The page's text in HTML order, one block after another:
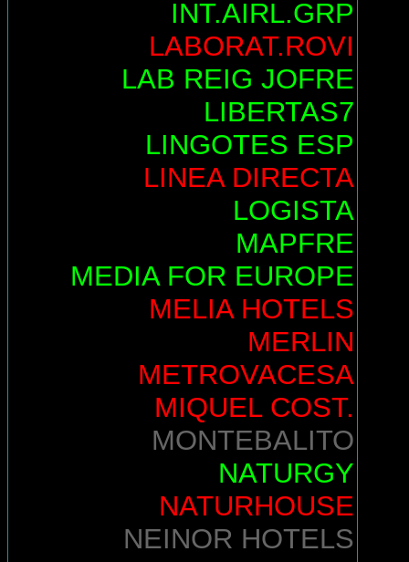
INT.AIRL.GRP
LABORAT.ROVI
LAB REIG JOFRE
LIBERTAS7
LINGOTES ESP
LINEA DIRECTA
LOGISTA
MAPFRE
MEDIA FOR EUROPE
MELIA HOTELS
MERLIN
METROVACESA
MIQUEL COST.
MONTEBALITO
NATURGY
NATURHOUSE
NEINOR HOTELS